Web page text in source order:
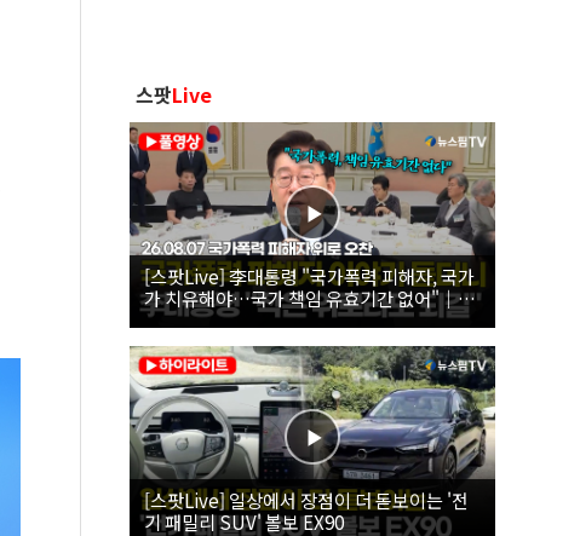
스팟Live
[스팟Live] 李대통령 "국가폭력 피해자, 국가
가 치유해야…국가 책임 유효기간 없어"｜
26.08.07 국가폭력 피해자 위로 오찬
[스팟Live] 일상에서 장점이 더 돋보이는 '전
기 패밀리 SUV' 볼보 EX90